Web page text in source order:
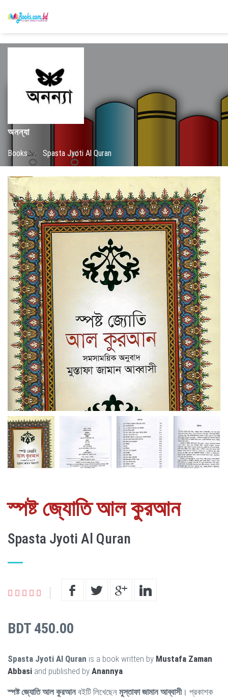
অনন্যা
Books / Spasta Jyoti Al Quran
স্পষ্ট জ্যোতি আল কুরআন
Spasta Jyoti Al Quran
BDT 450.00
Spasta Jyoti Al Quran is a book written by Mustafa Zaman
Abbasi and published by Anannya
স্পষ্ট জ্যোতি আল কুরআনবইটি লিখেছেন মুস্তাফা জামান আব্বাসী। প্রকাশক